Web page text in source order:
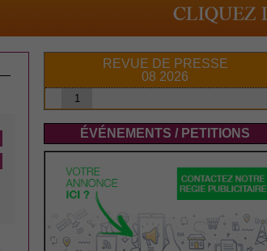
REVUE DE PRESSE
08 2026
1
ÉVÉNEMENTS / PETITIONS